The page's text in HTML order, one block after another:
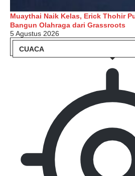
Muaythai Naik Kelas, Erick Thohir
Bangun Olahraga dari Grassroots
5 Agustus 2026
CUACA